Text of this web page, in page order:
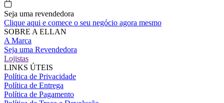
Seja uma revendedora
Clique aqui e comece o seu negócio agora mesmo
SOBRE A ELLAN
A Marca
Seja uma Revendedora
Lojistas
LINKS ÚTEIS
Política de Privacidade
Política de Entrega
Política de Pagamento